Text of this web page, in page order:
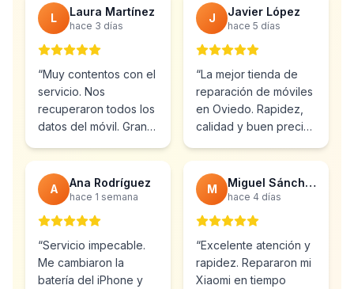
recomendable.”
L Laura Martínez
hace 3 días
“Muy contentos con el
servicio. Nos
recuperaron todos los
datos del móvil. Gran
atención al cliente.”
J Javier López
hace 5 días
“La mejor tienda de
reparación de móviles
en Oviedo. Rapidez,
calidad y buen precio.
A Ana Rodríguez
hace 1 semana
“Servicio impecable.
Me cambiaron la
batería del iPhone y
M Miguel Sánchez
hace 4 días
“Excelente atención y
rapidez. Repararon mi
Xiaomi en tiempo